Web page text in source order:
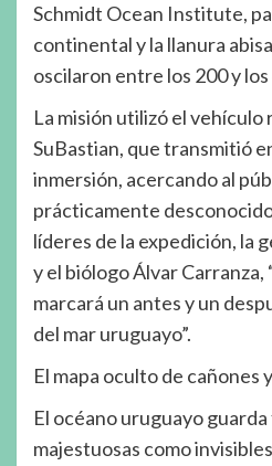
Schmidt Ocean Institute,
continental y la llanura
oscilaron entre los 200 y
La misión utilizó el vehículo
SuBastian, que transmitió
inmersión, acercando al
prácticamente
líderes de la expedición, la
y el biólogo Álvar Carranza,
marcará un antes y un
del mar uruguayo”.
El mapa oculto de cañones
El océano uruguayo
majestuosas como